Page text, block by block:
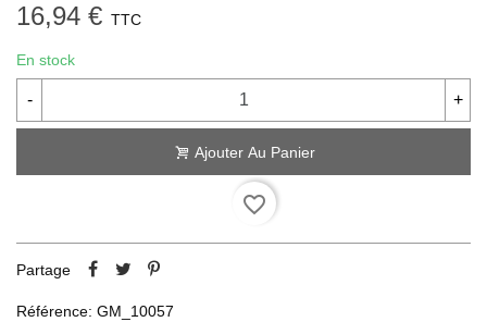
16,94 € TTC
En stock
- +
Ajouter Au Panier
favorite_border
Partage
Référence: GM_10057